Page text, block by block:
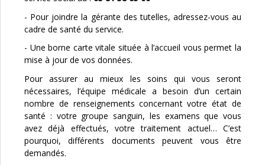
- Pour joindre la gérante des tutelles, adressez-vous au
cadre de santé du service.
- Une borne carte vitale située à l’accueil vous permet la
mise à jour de vos données.
Pour assurer au mieux les soins qui vous seront
nécessaires, l’équipe médicale a besoin d’un certain
nombre de renseignements concernant votre état de
santé : votre groupe sanguin, les examens que vous
avez déjà effectués, votre traitement actuel… C’est
pourquoi, différents documents peuvent vous être
demandés.